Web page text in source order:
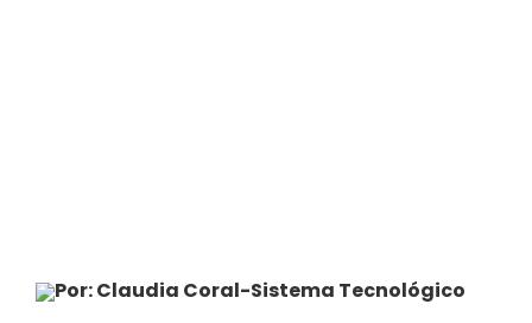
Por: Claudia Coral-Sistema Tecnológico